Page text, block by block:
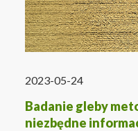
2023-05-24
Badanie gleby
niezbędne